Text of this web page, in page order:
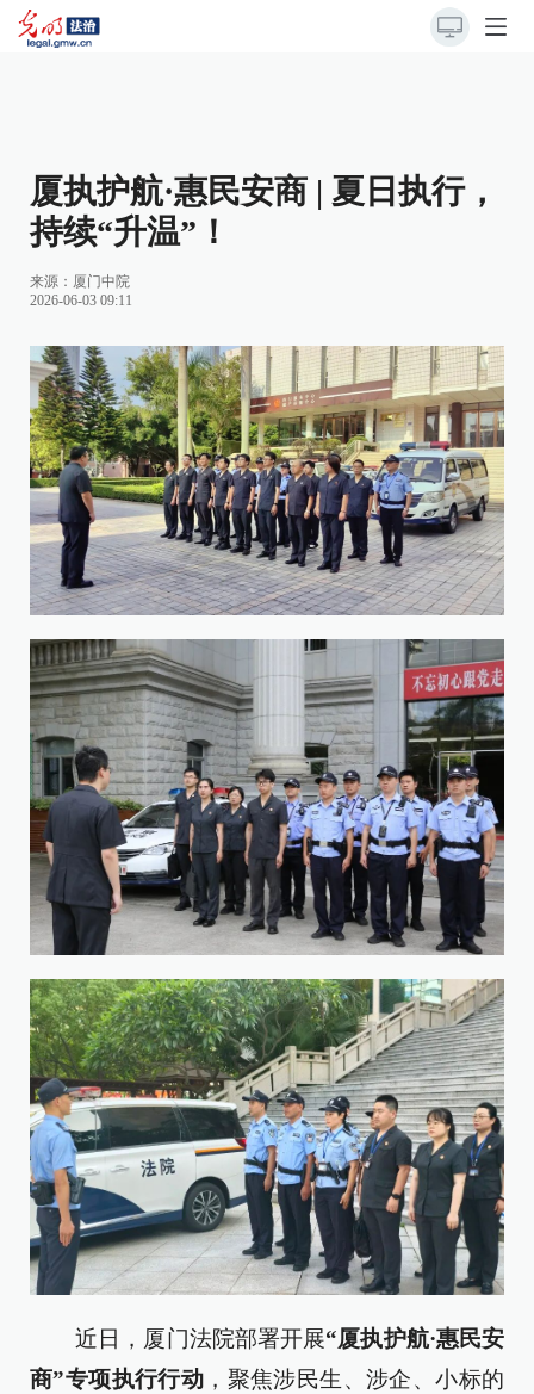
厦执护航·惠民安商 | 夏日执行，
持续“升温”！
来源： 厦门中院
2026-06-03 09:11
近日，厦门法院部署开展“厦执护航·惠民安
商”专项执行行动 ，聚焦涉民生、涉企、小标的